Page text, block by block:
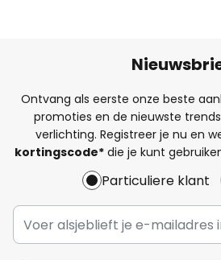
Ontvang als eerste onze beste
promoties en de nieuwste
verlichting. Registreer je nu en
kortingscode*die je kunt
Particuliere klant